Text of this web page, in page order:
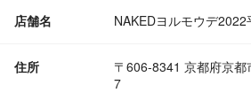
店舗名 NAKEDヨルモウデ2022
住所
〒606-8341 京都府京
7